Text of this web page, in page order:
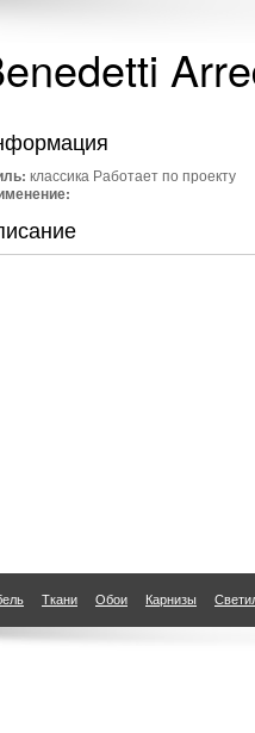
классика Работает по проекту
Ткани Обои Карнизы